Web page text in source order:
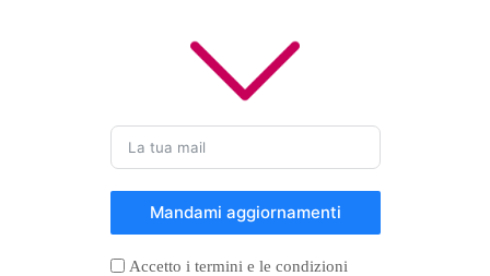
Mandami aggiornamenti
Accetto i termini e le condizioni